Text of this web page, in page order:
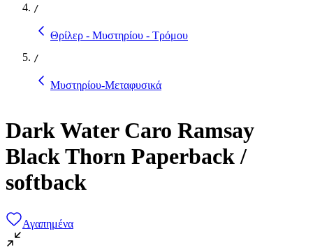
/
Θρίλερ - Μυστηρίου - Τρόμου
/
Μυστηρίου-Μεταφυσικά
Dark Water Caro Ramsay
Black Thorn Paperback /
softback
Αγαπημένα